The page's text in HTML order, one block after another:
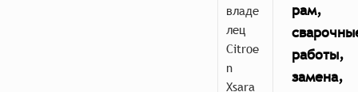
владе
лец
Citroe
n
Xsara
рам,
работы,
замена,